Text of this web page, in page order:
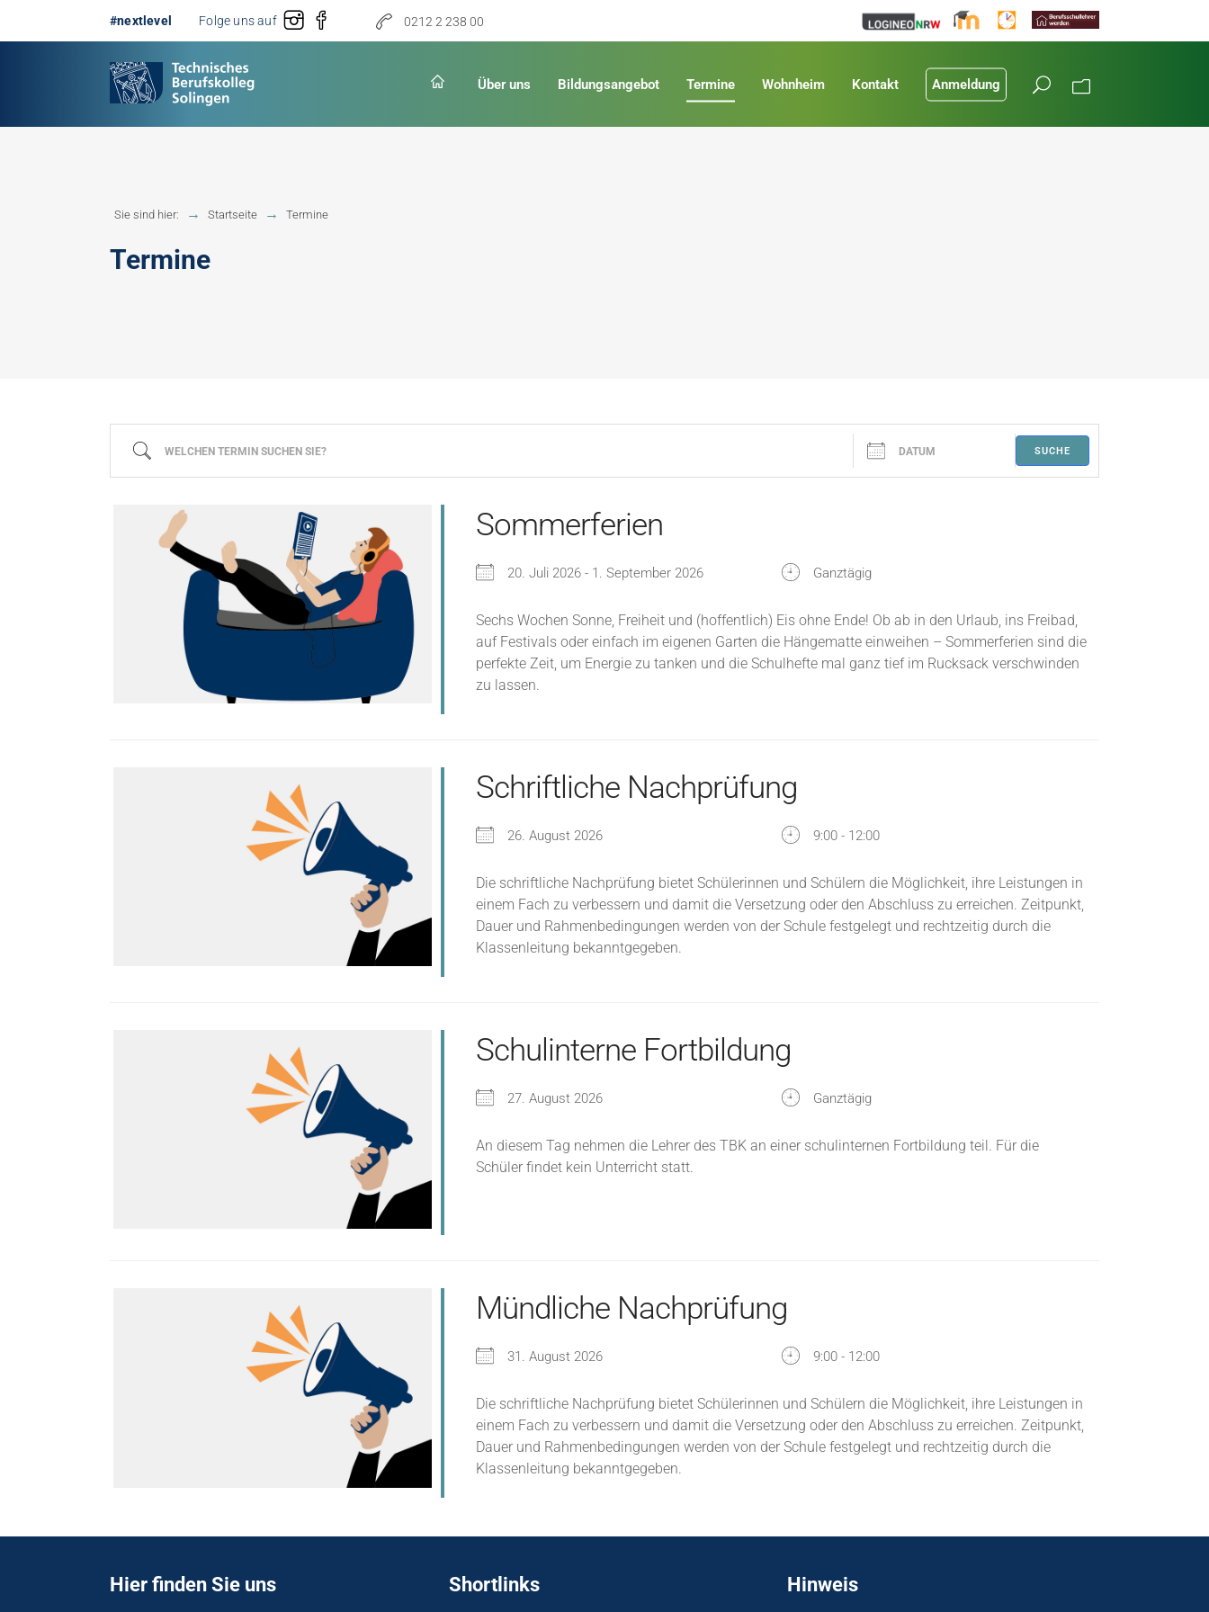
#nextlevel Folge uns auf 0212 2 238 00
Über uns Bildungsangebot
Handwerk
Termine Wohnheim Kontakt Anmeldung
Sie sind hier: Startseite Termine
Termine
Welchen Termin suchen Sie? Datum SUCHE
Sommerferien
20. Juli 2026 - 1. September 2026 Ganztägig
Sechs Wochen Sonne, Freiheit und (hoffentlich) Eis ohne Ende! Ob ab in den Urlaub, ins Freibad,
auf Festivals oder einfach im eigenen Garten die Hängematte einweihen – Sommerferien sind die
perfekte Zeit, um Energie zu tanken und die Schulhefte mal ganz tief im Rucksack verschwinden
zu lassen.
Schriftliche Nachprüfung
26. August 2026 9:00 - 12:00
Die schriftliche Nachprüfung bietet Schülerinnen und Schülern die Möglichkeit, ihre Leistungen in
einem Fach zu verbessern und damit die Versetzung oder den Abschluss zu erreichen. Zeitpunkt,
Dauer und Rahmenbedingungen werden von der Schule festgelegt und rechtzeitig durch die
Klassenleitung bekanntgegeben.
Schulinterne Fortbildung
27. August 2026 Ganztägig
An diesem Tag nehmen die Lehrer des TBK an einer schulinternen Fortbildung teil. Für die
Schüler findet kein Unterricht statt.
Mündliche Nachprüfung
31. August 2026 9:00 - 12:00
Die schriftliche Nachprüfung bietet Schülerinnen und Schülern die Möglichkeit, ihre Leistungen in
einem Fach zu verbessern und damit die Versetzung oder den Abschluss zu erreichen. Zeitpunkt,
Dauer und Rahmenbedingungen werden von der Schule festgelegt und rechtzeitig durch die
Klassenleitung bekanntgegeben.
Hier finden Sie uns Shortlinks Hinweis